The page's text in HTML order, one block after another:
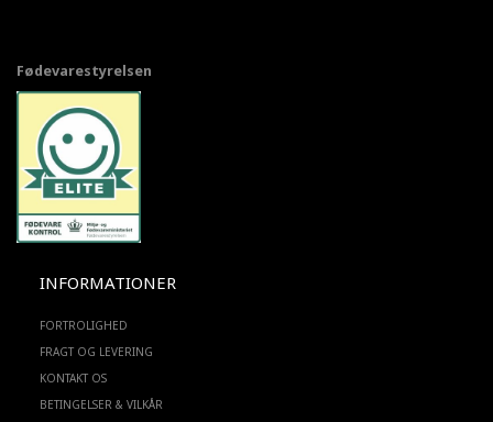
Fødevarestyrelsen
INFORMATIONER
FORTROLIGHED
FRAGT OG LEVERING
KONTAKT OS
BETINGELSER & VILKÅR